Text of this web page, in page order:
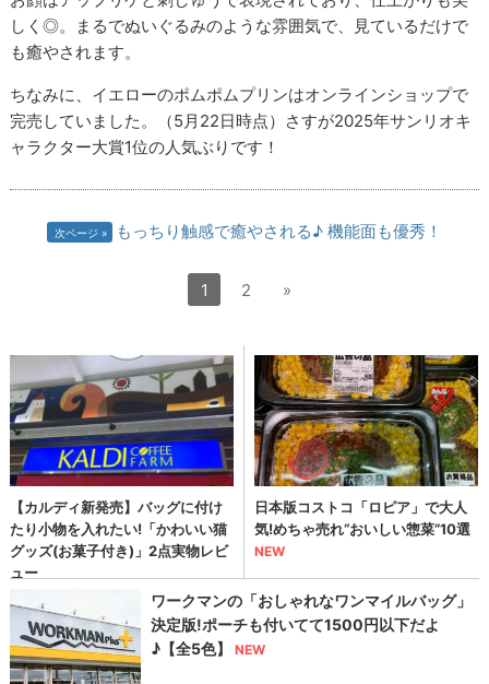
しく◎。まるでぬいぐるみのような雰囲気で、見ているだけで
も癒やされます。
ちなみに、イエローのポムポムプリンはオンラインショップで
完売していました。（5月22日時点）さすが2025年サンリオキ
ャラクター大賞1位の人気ぶりです！
次ページ もっちり触感で癒やされる♪ 機能面も優秀！
1 2 »